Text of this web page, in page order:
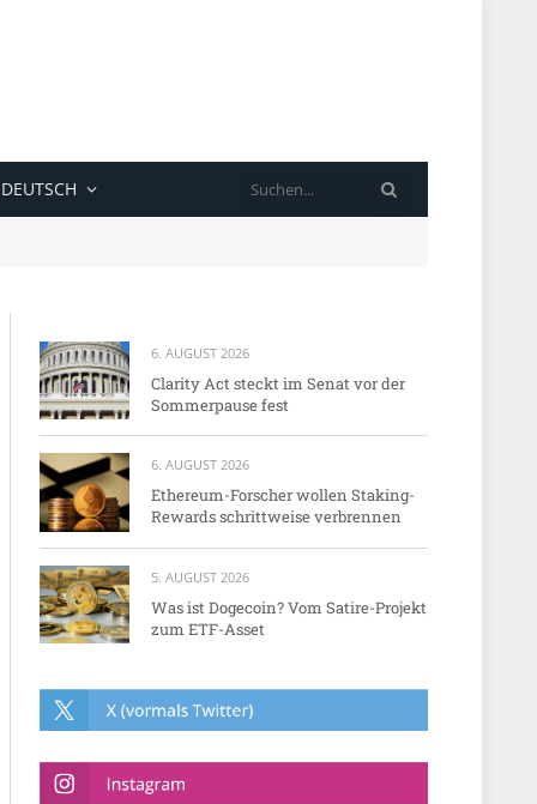
DEUTSCH
6. AUGUST 2026
Clarity Act steckt im Senat vor der
Sommerpause fest
6. AUGUST 2026
Ethereum-Forscher wollen Staking-
Rewards schrittweise verbrennen
5. AUGUST 2026
Was ist Dogecoin? Vom Satire-Projekt
zum ETF-Asset